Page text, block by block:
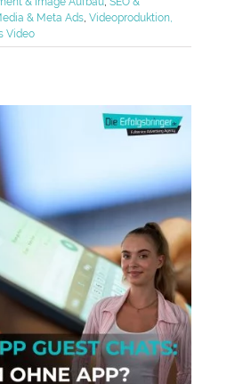
& Meta Ads ,Videoproduktion,
Video